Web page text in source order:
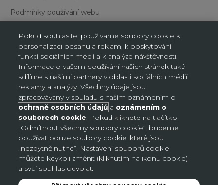
Podmínky používání webu
Nastavení souborů cookie
Česko (CZK Kč)
Země
Bosna a Hercegovina (BAM КМ)
Česko (CZK Kč)
Německo (EUR €)
Slovensko (EUR €)
Pokud souhlasíte, používáme soubory cookie k
personalizaci obsahu a reklam, k poskytování
funkcí sociálních médií a k analýze návštěvnosti.
Informace o vašem používání našich stránek také
sdílíme s našimi partnery v oblasti sociálních médií,
reklamy a analýzy. Všechny údaje jsou
zpracovávány v souladu s naším oznámením o
ochraně osobních údajů a oznámením o
souborech cookie. Pokud kliknete na tlačítko
„Odmítnout všechny soubory cookie“, budeme
používat pouze soubory cookie, které jsou
„nezbytně nutné“. Nastavení souborů cookie
můžete kdykoli změnit (kliknutím na ikonu cookie)
a svůj souhlas odvolat.